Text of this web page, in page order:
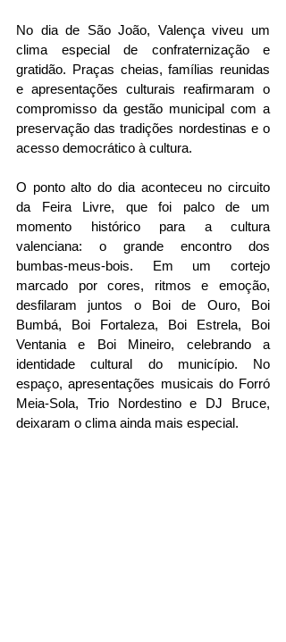
No dia de São João, Valença viveu um
clima especial de confraternização e
gratidão. Praças cheias, famílias reunidas
e apresentações culturais reafirmaram o
compromisso da gestão municipal com a
preservação das tradições nordestinas e o
acesso democrático à cultura.
O ponto alto do dia aconteceu no circuito
da Feira Livre, que foi palco de um
momento histórico para a cultura
valenciana: o grande encontro dos
bumbas-meus-bois. Em um cortejo
marcado por cores, ritmos e emoção,
desfilaram juntos o Boi de Ouro, Boi
Bumbá, Boi Fortaleza, Boi Estrela, Boi
Ventania e Boi Mineiro, celebrando a
identidade cultural do município. No
espaço, apresentações musicais do Forró
Meia-Sola, Trio Nordestino e DJ Bruce,
deixaram o clima ainda mais especial.